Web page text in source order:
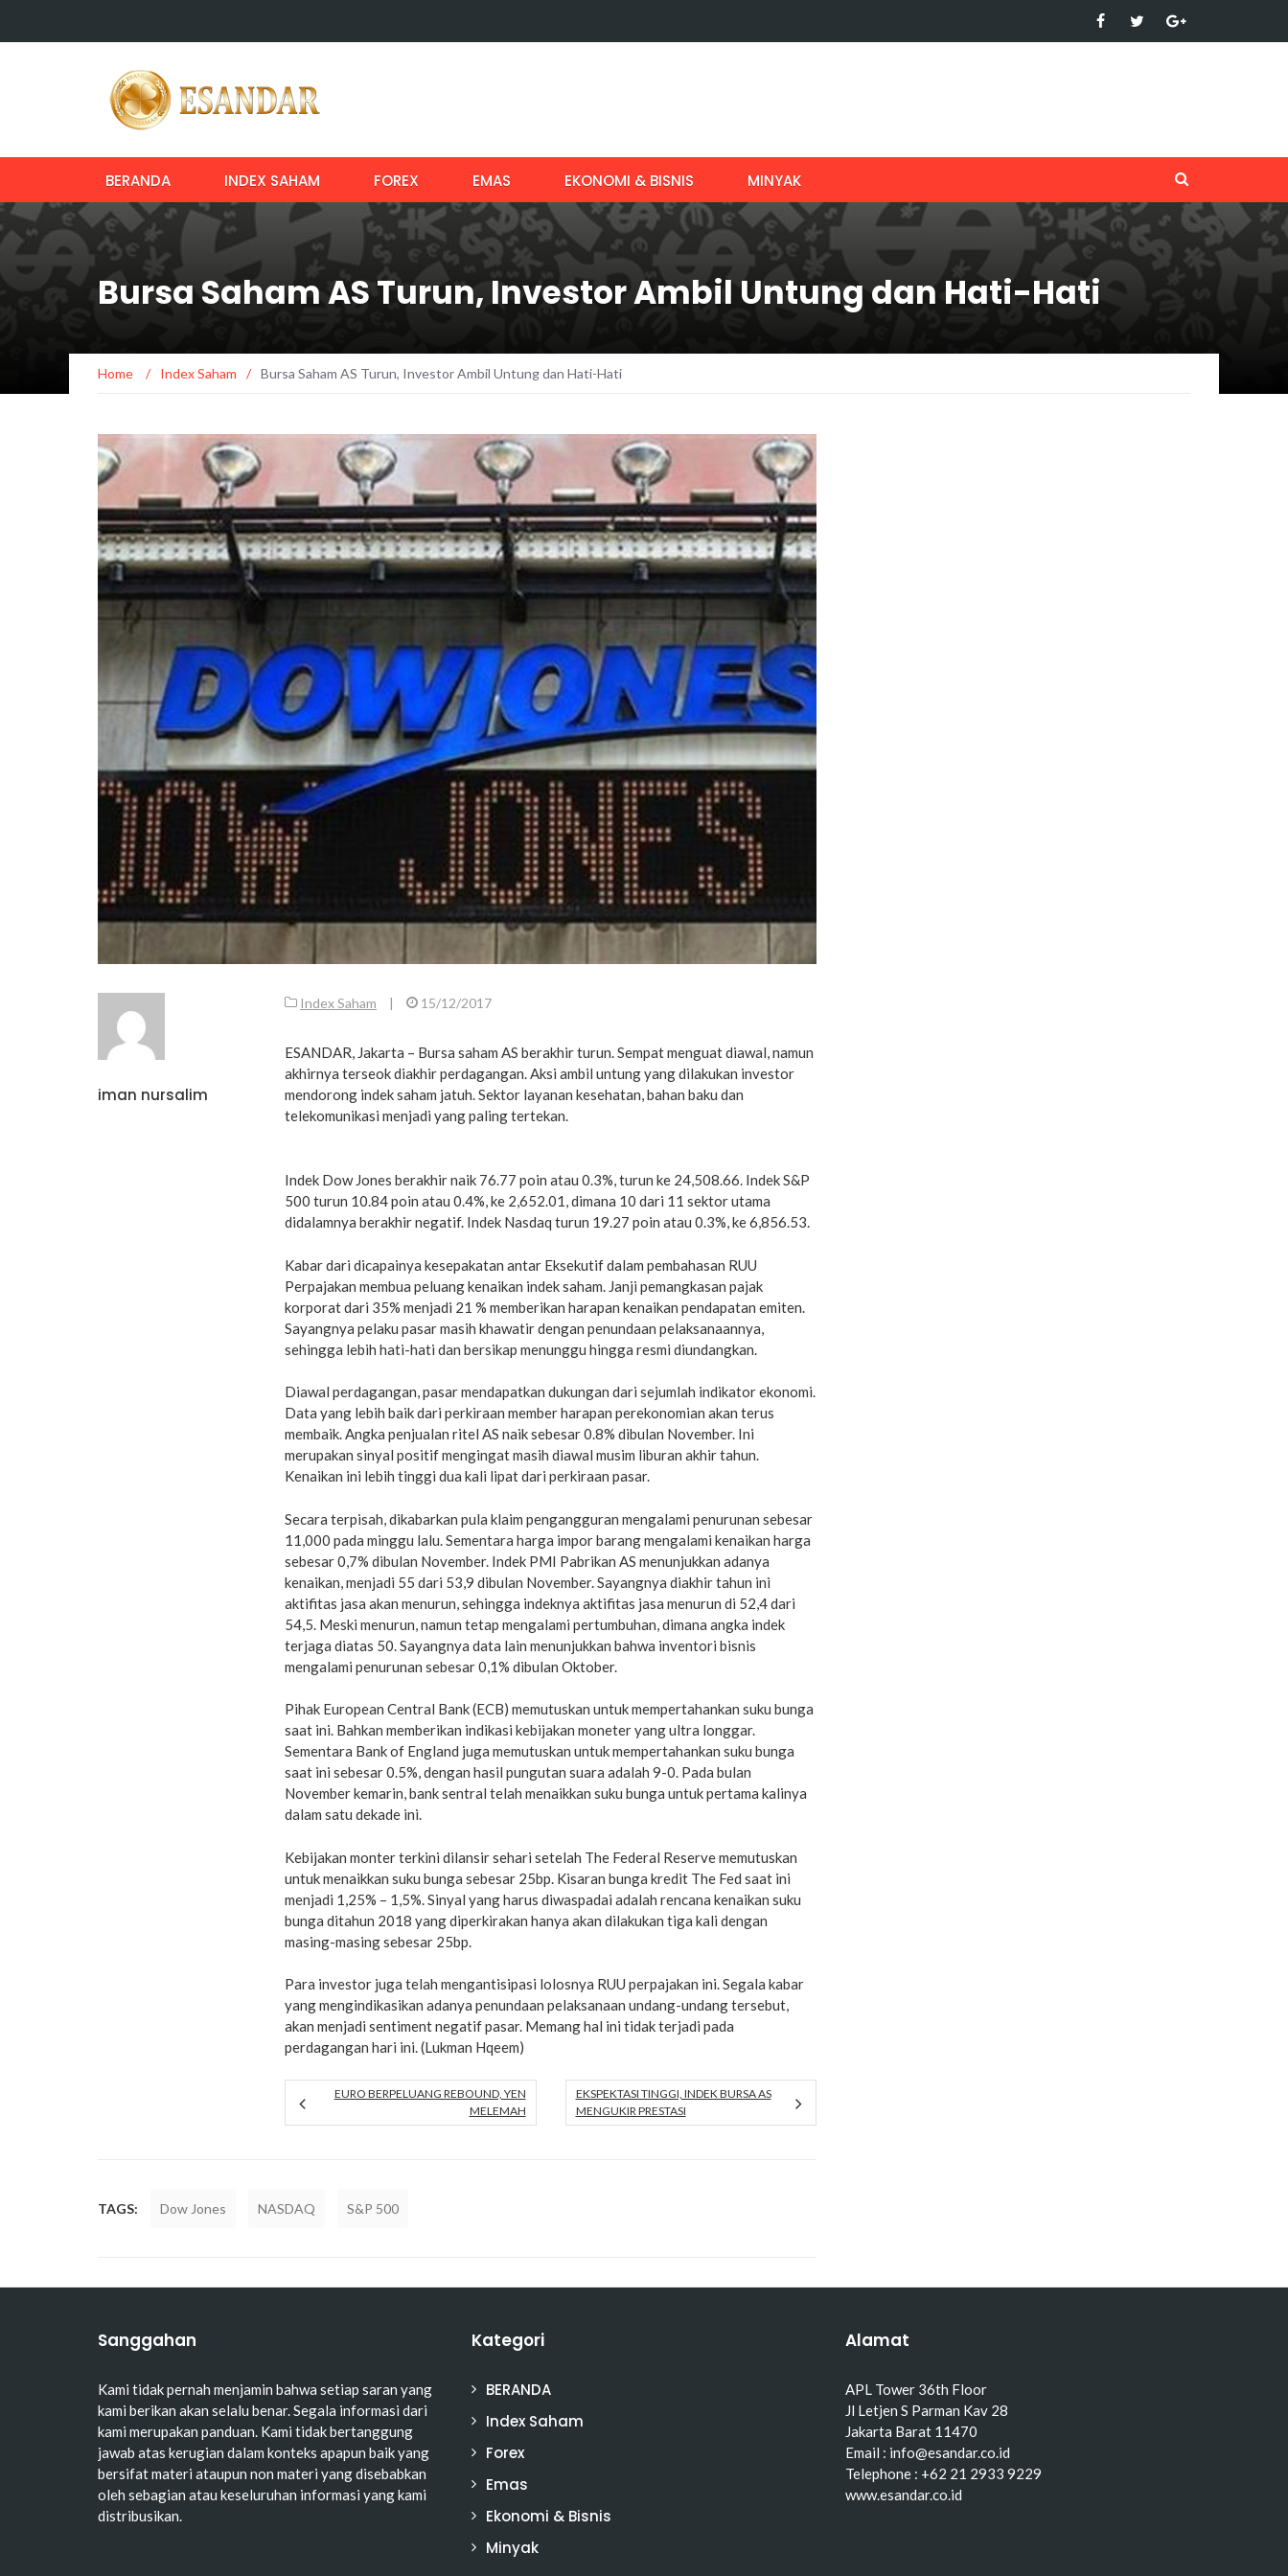
BERANDA INDEX SAHAM FOREX EMAS EKONOMI & BISNIS MINYAK
Bursa Saham AS Turun, Investor Ambil Untung dan Hati-Hati
Home / Index Saham / Bursa Saham AS Turun, Investor Ambil Untung dan Hati-Hati
iman nursalim
Index Saham | 15/12/2017
ESANDAR, Jakarta – Bursa saham AS berakhir turun. Sempat menguat diawal, namun
akhirnya terseok diakhir perdagangan. Aksi ambil untung yang dilakukan investor
mendorong indek saham jatuh. Sektor layanan kesehatan, bahan baku dan
telekomunikasi menjadi yang paling tertekan.
Indek Dow Jones berakhir naik 76.77 poin atau 0.3%, turun ke 24,508.66. Indek S&P
500 turun 10.84 poin atau 0.4%, ke 2,652.01, dimana 10 dari 11 sektor utama
didalamnya berakhir negatif. Indek Nasdaq turun 19.27 poin atau 0.3%, ke 6,856.53.
Kabar dari dicapainya kesepakatan antar Eksekutif dalam pembahasan RUU
Perpajakan membua peluang kenaikan indek saham. Janji pemangkasan pajak
korporat dari 35% menjadi 21 % memberikan harapan kenaikan pendapatan emiten.
Sayangnya pelaku pasar masih khawatir dengan penundaan pelaksanaannya,
sehingga lebih hati-hati dan bersikap menunggu hingga resmi diundangkan.
Diawal perdagangan, pasar mendapatkan dukungan dari sejumlah indikator ekonomi.
Data yang lebih baik dari perkiraan member harapan perekonomian akan terus
membaik. Angka penjualan ritel AS naik sebesar 0.8% dibulan November. Ini
merupakan sinyal positif mengingat masih diawal musim liburan akhir tahun.
Kenaikan ini lebih tinggi dua kali lipat dari perkiraan pasar.
Secara terpisah, dikabarkan pula klaim pengangguran mengalami penurunan sebesar
11,000 pada minggu lalu. Sementara harga impor barang mengalami kenaikan harga
sebesar 0,7% dibulan November. Indek PMI Pabrikan AS menunjukkan adanya
kenaikan, menjadi 55 dari 53,9 dibulan November. Sayangnya diakhir tahun ini
aktifitas jasa akan menurun, sehingga indeknya aktifitas jasa menurun di 52,4 dari
54,5. Meski menurun, namun tetap mengalami pertumbuhan, dimana angka indek
terjaga diatas 50. Sayangnya data lain menunjukkan bahwa inventori bisnis
mengalami penurunan sebesar 0,1% dibulan Oktober.
Pihak European Central Bank (ECB) memutuskan untuk mempertahankan suku bunga
saat ini. Bahkan memberikan indikasi kebijakan moneter yang ultra longgar.
Sementara Bank of England juga memutuskan untuk mempertahankan suku bunga
saat ini sebesar 0.5%, dengan hasil pungutan suara adalah 9-0. Pada bulan
November kemarin, bank sentral telah menaikkan suku bunga untuk pertama kalinya
dalam satu dekade ini.
Kebijakan monter terkini dilansir sehari setelah The Federal Reserve memutuskan
untuk menaikkan suku bunga sebesar 25bp. Kisaran bunga kredit The Fed saat ini
menjadi 1,25% – 1,5%. Sinyal yang harus diwaspadai adalah rencana kenaikan suku
bunga ditahun 2018 yang diperkirakan hanya akan dilakukan tiga kali dengan
masing-masing sebesar 25bp.
Para investor juga telah mengantisipasi lolosnya RUU perpajakan ini. Segala kabar
yang mengindikasikan adanya penundaan pelaksanaan undang-undang tersebut,
akan menjadi sentiment negatif pasar. Memang hal ini tidak terjadi pada
perdagangan hari ini. (Lukman Hqeem)
EURO BERPELUANG REBOUND, YEN
MELEMAH
EKSPEKTASI TINGGI, INDEK BURSA AS
MENGUKIR PRESTASI
TAGS: Dow Jones NASDAQ S&P 500
Sanggahan
Kami tidak pernah menjamin bahwa setiap saran yang
kami berikan akan selalu benar. Segala informasi dari
kami merupakan panduan. Kami tidak bertanggung
jawab atas kerugian dalam konteks apapun baik yang
bersifat materi ataupun non materi yang disebabkan
oleh sebagian atau keseluruhan informasi yang kami
distribusikan.
Kategori
BERANDA
Index Saham
Forex
Emas
Ekonomi & Bisnis
Minyak
Alamat
APL Tower 36th Floor
Jl Letjen S Parman Kav 28
Jakarta Barat 11470
Email : info@esandar.co.id
Telephone : +62 21 2933 9229
www.esandar.co.id